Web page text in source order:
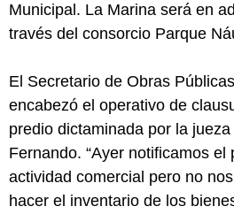
Municipal. La Marina será en
través del consorcio Parque
El Secretario de Obras
encabezó el operativo de
predio dictaminada por la
Fernando. “Ayer notificamos
actividad comercial pero no
hacer el inventario de los